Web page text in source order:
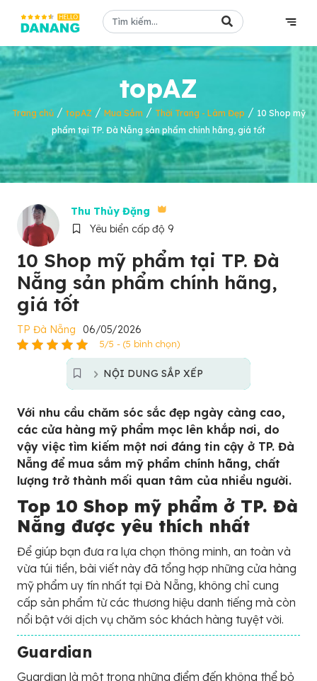
topAZ
Trang chủ/ topAZ / Mua Sắm / Thời Trang - Làm Đẹp / 10 Shop mỹ
phẩm tại TP. Đà Nẵng sản phẩm chính hãng, giá tốt
Thu Thủy Đặng
Yêu biển cấp độ 9
10 Shop mỹ phẩm tại TP. Đà
Nẵng sản phẩm chính hãng,
giá tốt
TP Đà Nẵng 06/05/2026
5/5 - (5 bình chọn)
NỘI DUNG SẮP XẾP
Với nhu cầu chăm sóc sắc đẹp ngày càng cao,
các cửa hàng mỹ phẩm mọc lên khắp nơi, do
vậy việc tìm kiếm một nơi đáng tin cậy ở TP. Đà
Nẵng để mua sắm mỹ phẩm chính hãng, chất
lượng trở thành mối quan tâm của nhiều người.
Top 10 Shop mỹ phẩm ở TP. Đà
Nẵng được yêu thích nhất
Để giúp bạn đưa ra lựa chọn thông minh, an toàn và
vừa túi tiền, bài viết này đã tổng hợp những cửa hàng
mỹ phẩm uy tín nhất tại Đà Nẵng, không chỉ cung
cấp sản phẩm từ các thương hiệu danh tiếng mà còn
nổi bật với dịch vụ chăm sóc khách hàng tuyệt vời.
Guardian
Guardian là một trong những điểm đến không thể bỏ